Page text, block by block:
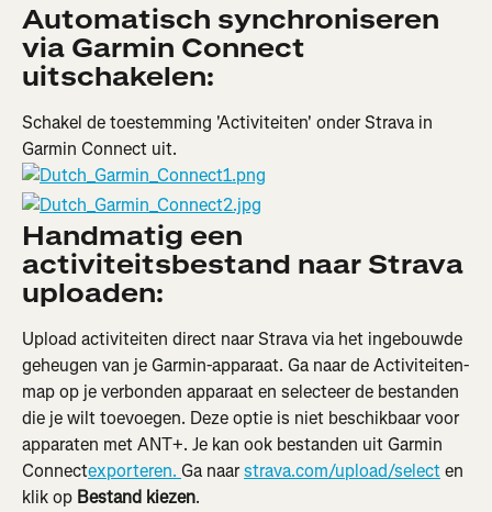
Automatisch synchroniseren
via Garmin Connect
uitschakelen:
Schakel de toestemming 'Activiteiten' onder Strava in
Garmin Connect uit.
Handmatig een
activiteitsbestand naar Strava
uploaden:
Upload activiteiten direct naar Strava via het ingebouwde
geheugen van je Garmin-apparaat. Ga naar de Activiteiten-
map op je verbonden apparaat en selecteer de bestanden
die je wilt toevoegen. Deze optie is niet beschikbaar voor
apparaten met ANT+. Je kan ook bestanden uit Garmin
Connectexporteren. Ga naar strava.com/upload/select en
klik op Bestand kiezen.